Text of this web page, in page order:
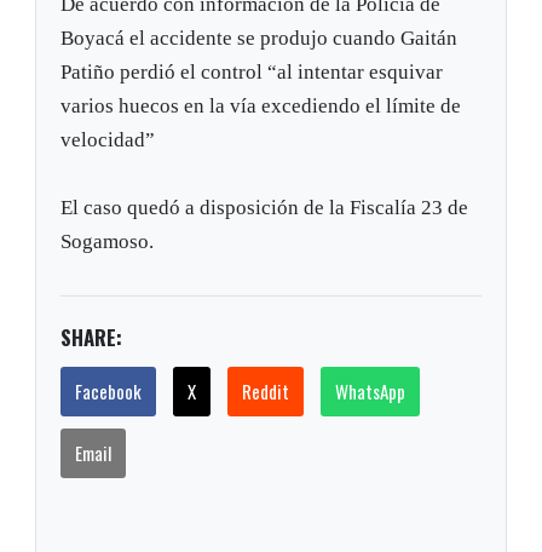
De acuerdo con información de la Policía de
Boyacá el accidente se produjo cuando Gaitán
Patiño perdió el control “al intentar esquivar
varios huecos en la vía excediendo el límite de
velocidad”
El caso quedó a disposición de la Fiscalía 23 de
Sogamoso.
SHARE:
Facebook X Reddit WhatsApp
Email